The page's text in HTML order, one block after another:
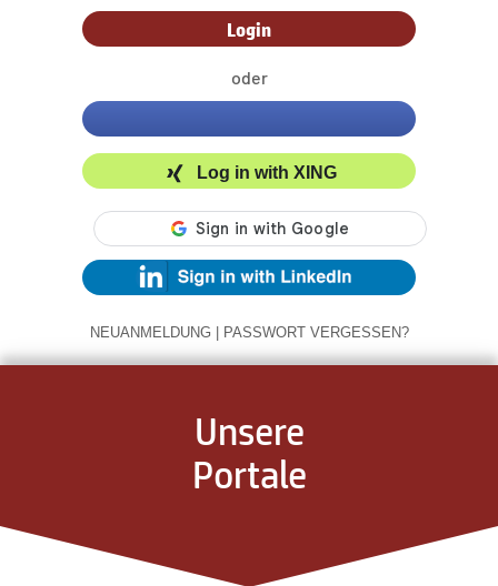
oder
Log in with XING
NEUANMELDUNG | PASSWORT VERGESSEN?
Unsere
Portale